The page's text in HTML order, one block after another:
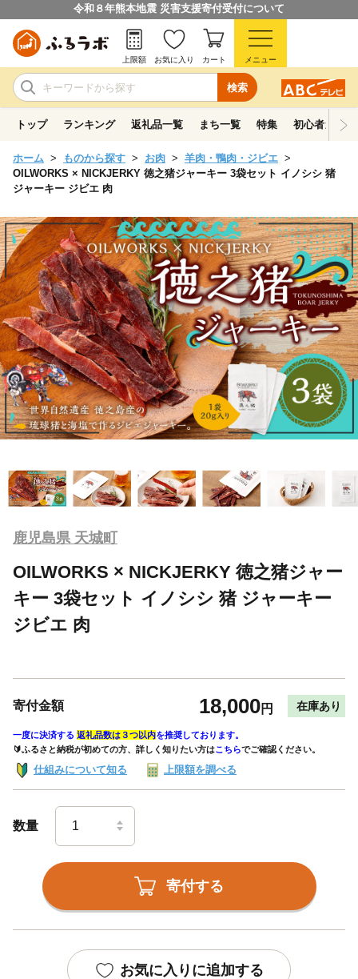
令和８年熊本地震 災害支援寄付受付について
検索
上限額 お気に入り カート メニュー
トップ ランキング 返礼品一覧 まち一覧 特集 初心者ガイド
ホーム ものから探す お肉
羊肉・鴨肉・ジビエ
OILWORKS × NICKJERKY 徳之猪ジャーキー 3袋セット イノシシ 猪
ジャーキー ジビエ 肉
鹿児島県 天城町
OILWORKS × NICKJERKY 徳之猪ジャー
キー 3袋セット イノシシ 猪 ジャーキー
ジビエ 肉
寄付金額 18,000円 在庫あり
一度に決済する 返礼品数は３つ以内を推奨しております。
🔰ふるさと納税が初めての方、詳しく知りたい方はこちらでご確認ください。
仕組みについて知る 上限額を調べる
数量
寄付する
お気に入りに追加する